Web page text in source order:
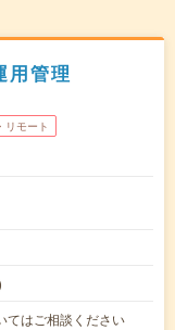
用管理
リモート
てはご相談ください